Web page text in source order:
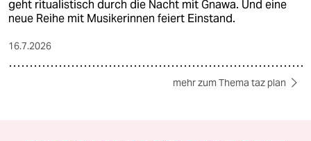
geht ritualistisch durch die Nacht mit Gnawa. Und eine
neue Reihe mit Musikerinnen feiert Einstand.
16.7.2026
mehr zum Thema taz plan